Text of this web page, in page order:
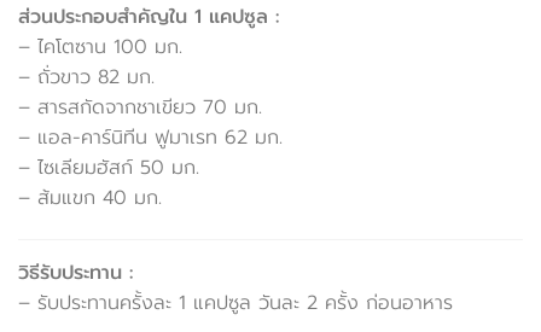
ส่วนประกอบสำคัญใน 1 แคปซูล :
– ไคโตซาน 100 มก.
– ถั่วขาว 82 มก.
– สารสกัดจากชาเขียว 70 มก.
– แอล-คาร์นิทีน ฟูมาเรท 62 มก.
– ไซเลียมฮัสก์ 50 มก.
– ส้มแขก 40 มก.
วิธีรับประทาน :
– รับประทานครั้งละ 1 แคปซูล วันละ 2 ครั้ง ก่อนอาหาร